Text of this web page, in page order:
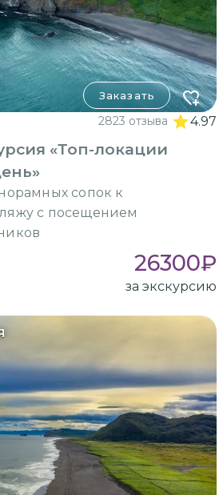
Заказать
2823 отзыва 4.97
«Топ-локации
сопок к
с посещением
26300₽
за экскурсию